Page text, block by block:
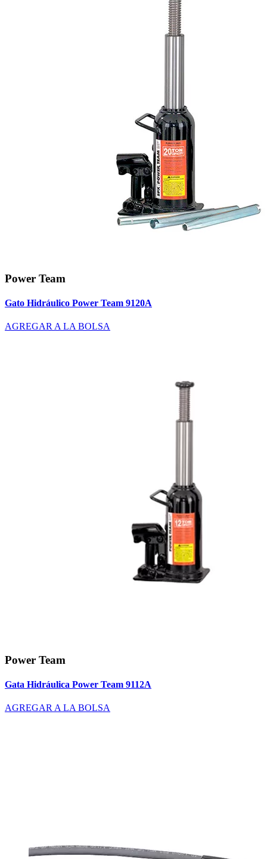
Power Team
Gato Hidráulico Power Team 9120A
AGREGAR A LA BOLSA
Power Team
Gata Hidráulica Power Team 9112A
AGREGAR A LA BOLSA